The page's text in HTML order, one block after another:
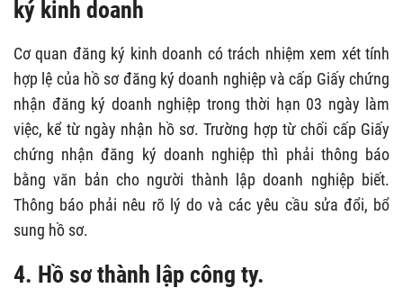
ký kinh doanh
Cơ quan đăng ký kinh doanh có trách nhiệm xem xét tính
hợp lệ của hồ sơ đăng ký doanh nghiệp và cấp Giấy chứng
nhận đăng ký doanh nghiệp trong thời hạn 03 ngày làm
việc, kể từ ngày nhận hồ sơ. Trường hợp từ chối cấp Giấy
chứng nhận đăng ký doanh nghiệp thì phải thông báo
bằng văn bản cho người thành lập doanh nghiệp biết.
Thông báo phải nêu rõ lý do và các yêu cầu sửa đổi, bổ
sung hồ sơ.
4. Hồ sơ thành lập công ty.